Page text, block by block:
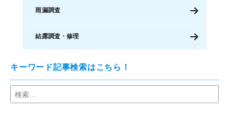
雨漏調査
結露調査・修理
キーワード記事検索はこちら！